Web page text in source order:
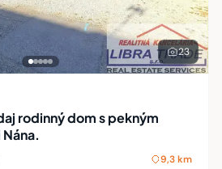
23
rodinný dom s pekným
9,3 km